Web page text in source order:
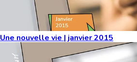
Une nouvelle vie | janvier 2015